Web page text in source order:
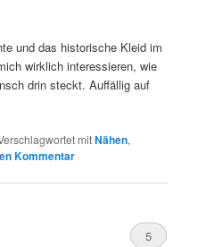
und das historische Kleid im
wirklich interessieren, wie
drin steckt. Auffällig auf
mitNähen,
Kommentar
5